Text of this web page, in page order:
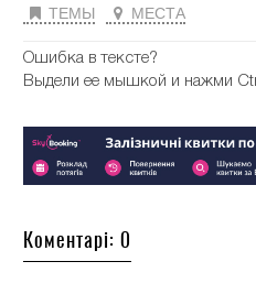
ТЕМЫ МЕСТА
Ошибка в тексте?
Выдели ее мышкой и нажми
Коментарі: 0